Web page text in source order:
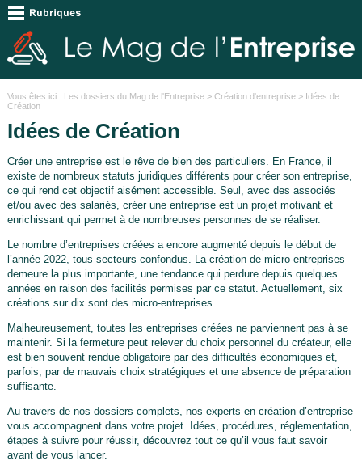
Vous êtes ici : Les dossiers du Mag de l'Entreprise> Création d'entreprise> Idées de
Création
Idées de Création
Créer une entreprise est le rêve de bien des particuliers. En France, il
existe de nombreux statuts juridiques différents pour créer son entreprise,
ce qui rend cet objectif aisément accessible. Seul, avec des associés
et/ou avec des salariés, créer une entreprise est un projet motivant et
enrichissant qui permet à de nombreuses personnes de se réaliser.
Le nombre d’entreprises créées a encore augmenté depuis le début de
l’année 2022, tous secteurs confondus. La création de micro-entreprises
demeure la plus importante, une tendance qui perdure depuis quelques
années en raison des facilités permises par ce statut. Actuellement, six
créations sur dix sont des micro-entreprises.
Malheureusement, toutes les entreprises créées ne parviennent pas à se
maintenir. Si la fermeture peut relever du choix personnel du créateur, elle
est bien souvent rendue obligatoire par des difficultés économiques et,
parfois, par de mauvais choix stratégiques et une absence de préparation
suffisante.
Au travers de nos dossiers complets, nos experts en création d’entreprise
vous accompagnent dans votre projet. Idées, procédures, réglementation,
étapes à suivre pour réussir, découvrez tout ce qu’il vous faut savoir
avant de vous lancer.